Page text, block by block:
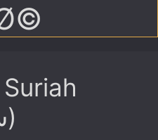
(سوريا الحبيبة)